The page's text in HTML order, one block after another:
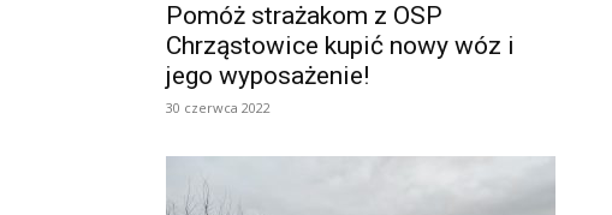
Pomóż strażakom z OSP
Chrząstowice kupić nowy wóz i
jego wyposażenie!
30 czerwca 2022